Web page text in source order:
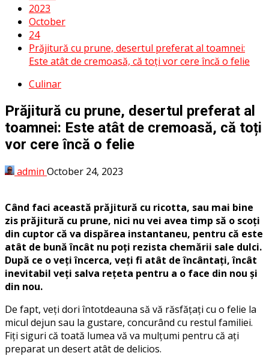
2023
October
24
Prăjitură cu prune, desertul preferat al toamnei:
Este atât de cremoasă, că toți vor cere încă o felie
Culinar
Prăjitură cu prune, desertul preferat al
toamnei: Este atât de cremoasă, că toți
vor cere încă o felie
admin October 24, 2023
Când faci această prăjitură cu ricotta, sau mai bine
zis prăjitură cu prune, nici nu vei avea timp să o scoți
din cuptor că va dispărea instantaneu, pentru că este
atât de bună încât nu poți rezista chemării sale dulci.
După ce o veți încerca, veți fi atât de încântați, încât
inevitabil veți salva rețeta pentru a o face din nou și
din nou.
De fapt, veți dori întotdeauna să vă răsfățați cu o felie la
micul dejun sau la gustare, concurând cu restul familiei.
Fiți siguri că toată lumea vă va mulțumi pentru că ați
preparat un desert atât de delicios.